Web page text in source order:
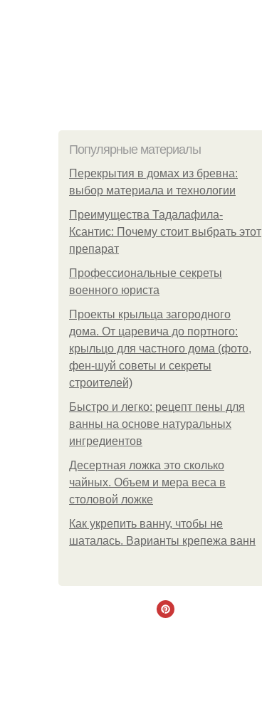
Популярные материалы
Перекрытия в домах из бревна:
выбор материала и технологии
Преимущества Тадалафила-
Ксантис: Почему стоит выбрать этот
препарат
Профессиональные секреты
военного юриста
Проекты крыльца загородного
дома. От царевича до портного:
крыльцо для частного дома (фото,
фен-шуй советы и секреты
строителей)
Быстро и легко: рецепт пены для
ванны на основе натуральных
ингредиентов
Десертная ложка это сколько
чайных. Объем и мера веса в
столовой ложке
Как укрепить ванну, чтобы не
шаталась. Варианты крепежа ванн